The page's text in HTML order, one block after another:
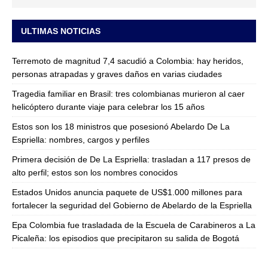
ULTIMAS NOTICIAS
Terremoto de magnitud 7,4 sacudió a Colombia: hay heridos,
personas atrapadas y graves daños en varias ciudades
Tragedia familiar en Brasil: tres colombianas murieron al caer
helicóptero durante viaje para celebrar los 15 años
Estos son los 18 ministros que posesionó Abelardo De La
Espriella: nombres, cargos y perfiles
Primera decisión de De La Espriella: trasladan a 117 presos de
alto perfil; estos son los nombres conocidos
Estados Unidos anuncia paquete de US$1.000 millones para
fortalecer la seguridad del Gobierno de Abelardo de la Espriella
Epa Colombia fue trasladada de la Escuela de Carabineros a La
Picaleña: los episodios que precipitaron su salida de Bogotá